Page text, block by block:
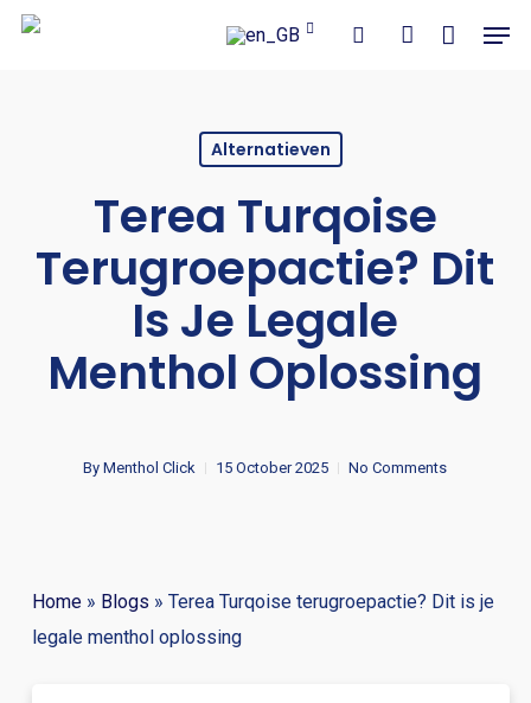
Skip
account
Alternatieven
Terea Turqoise
Terugroepactie? Dit
Is Je Legale
Menthol Oplossing
By Menthol Click 15 October 2025 No Comments
Home» Blogs » Terea Turqoise terugroepactie? Dit is je
legale menthol oplossing